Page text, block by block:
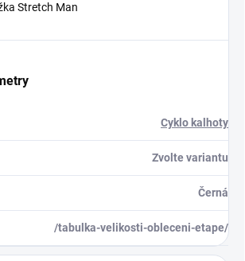
Stretch Man
Cyklo kalhoty
Zvolte variantu
Černá
/tabulka-velikosti-obleceni-etape/